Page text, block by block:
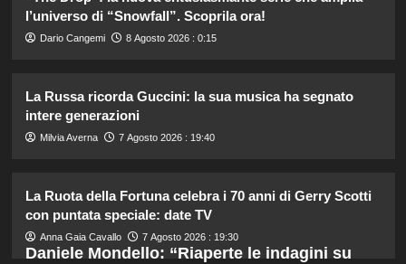
1
sorella in Costa Smeralda: momenti
da ricordare insieme.
2
Phillips: l’eleganza estiva che non
3
Danilo D’Angelo: “Dopo Francesca,
faccio fatica a ritrovare me stesso”
l’universo di “Snowfall”. Scoprila ora!
Dario Cangemi 8 Agosto 2026 : 0:15
La Russa ricorda Guccini: la sua musica ha segnato
intere generazioni
Milvia Averna 7 Agosto 2026 : 19:40
La Ruota della Fortuna celebra i 70 anni di Gerry Scotti
con puntata speciale: date TV
Anna Gaia Cavallo 7 Agosto 2026 : 19:30
Daniele Mondello: “Riaperte le indagini su